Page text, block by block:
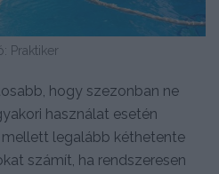
Praktiker
hogy szezonban ne
használat esetén
legalább kéthetente
számít, ha rendszeresen